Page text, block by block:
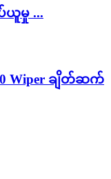
ယူမှု ...
Wiper ချိတ်ဆက်